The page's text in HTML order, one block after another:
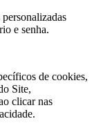
e senha.
de cookies,
Site,
clicar nas